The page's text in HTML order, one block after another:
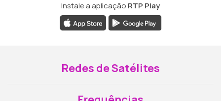
Instale a aplicação RTP Play
Redes de Satélites